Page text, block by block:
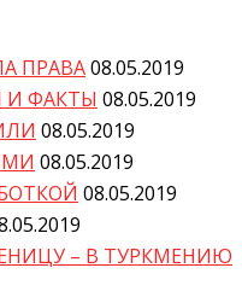
ПРАВА08.05.2019
И ФАКТЫ 08.05.2019
08.05.2019
08.05.2019
08.05.2019
– В ТУРКМЕНИЮ